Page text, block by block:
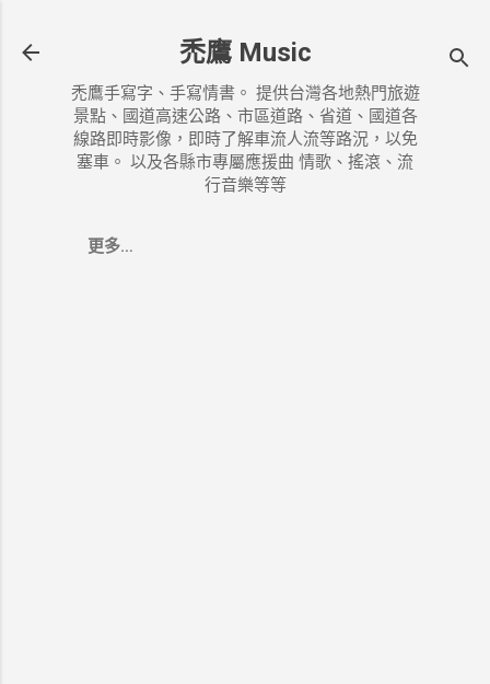
禿鷹 Music
禿鷹手寫字、手寫情書。 提供台灣各地熱門旅遊
景點、國道高速公路、市區道路、省道、國道各
線路即時影像，即時了解車流人流等路況，以免
塞車。 以及各縣市專屬應援曲 情歌、搖滾、流
行音樂等等
更多…